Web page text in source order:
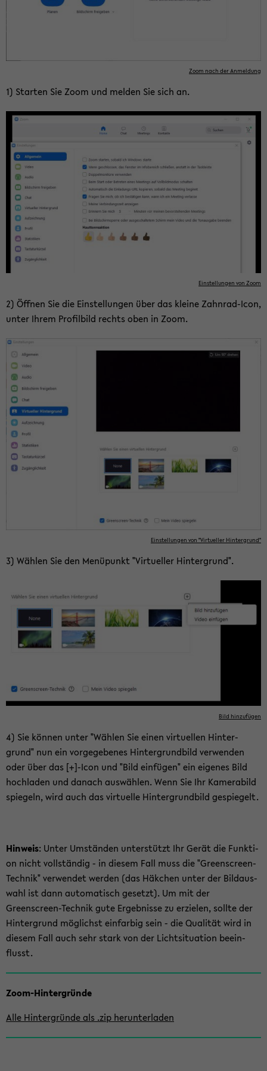
Haupt­
halt
der
Zoom-​Hintergründe
Alle Hin­ter­grün­de als .zip her­un­ter­la­den
Zoom nach der An­mel­dung
1) Star­ten Sie Zoom und mel­den Sie sich an.
Ein­stel­lun­gen von Zoom
2) Öff­nen Sie die Ein­stel­lun­gen über das klei­ne Zahnrad-​Icon,
unter Ihrem Pro­fil­bild rechts oben in Zoom.
Ein­stel­lun­gen von "Vir­tu­el­ler Hin­ter­grund"
3) Wäh­len Sie den Me­nü­punkt "Vir­tu­el­ler Hin­ter­grund".
Bild hin­zu­fü­gen
4) Sie kön­nen unter "Wäh­len Sie einen vir­tu­el­len Hin­ter­
grund" nun ein vor­ge­ge­be­nes Hin­ter­grund­bild ver­wen­den
oder über das [+]-Icon und "Bild ein­fü­gen" ein ei­ge­nes Bild
hoch­la­den und da­nach aus­wäh­len. Wenn Sie Ihr Ka­me­ra­bild
spie­geln, wird auch das vir­tu­el­le Hin­ter­grund­bild ge­spie­gelt.
Hin­weis: Unter Um­stän­den un­ter­stützt Ihr Gerät die Funk­ti­
on nicht voll­stän­dig - in die­sem Fall muss die "Greenscreen-​
Technik" ver­wen­det wer­den (das Häk­chen unter der Bild­aus­
wahl ist dann au­to­ma­tisch ge­setzt). Um mit der
Greenscreen-​Technik gute Er­geb­nis­se zu er­zie­len, soll­te der
Hin­ter­grund mög­lichst ein­far­big sein - die Qua­li­tät wird in
die­sem Fall auch sehr stark von der Licht­si­tua­ti­on be­ein­
flusst.